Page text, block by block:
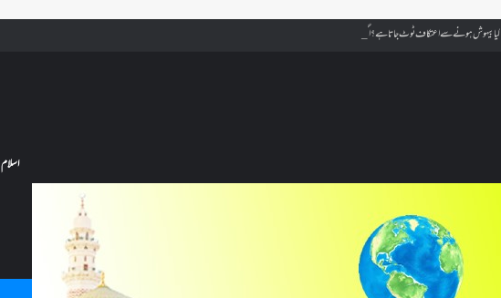
کیا بیہوش ہونے سے اعتکاف ٹوٹ جاتا ہے؟ اگر معتکف کو احتلام ہو جائے تو کیا اس کا اعتکاف ٹوٹ جائے گا؟فنائے مسجد کسے کہتے ہیں ، اور کیا معتکف فنائے مسجد میں جا سکتا ہے؟
اسلام